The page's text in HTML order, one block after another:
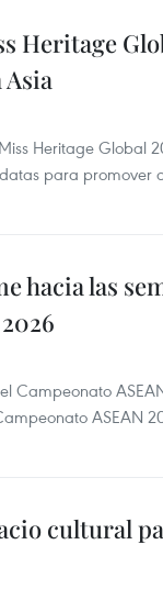
Heritage
Heritage Global
para promover
hacia las
Campeonato
ASEAN
cultural